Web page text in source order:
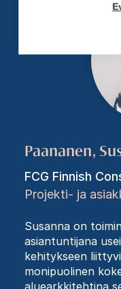
Paananen,
FCG Finnish
Projekti- ja
Susanna on
asiantuntijana
kehitykseen
monipuolinen